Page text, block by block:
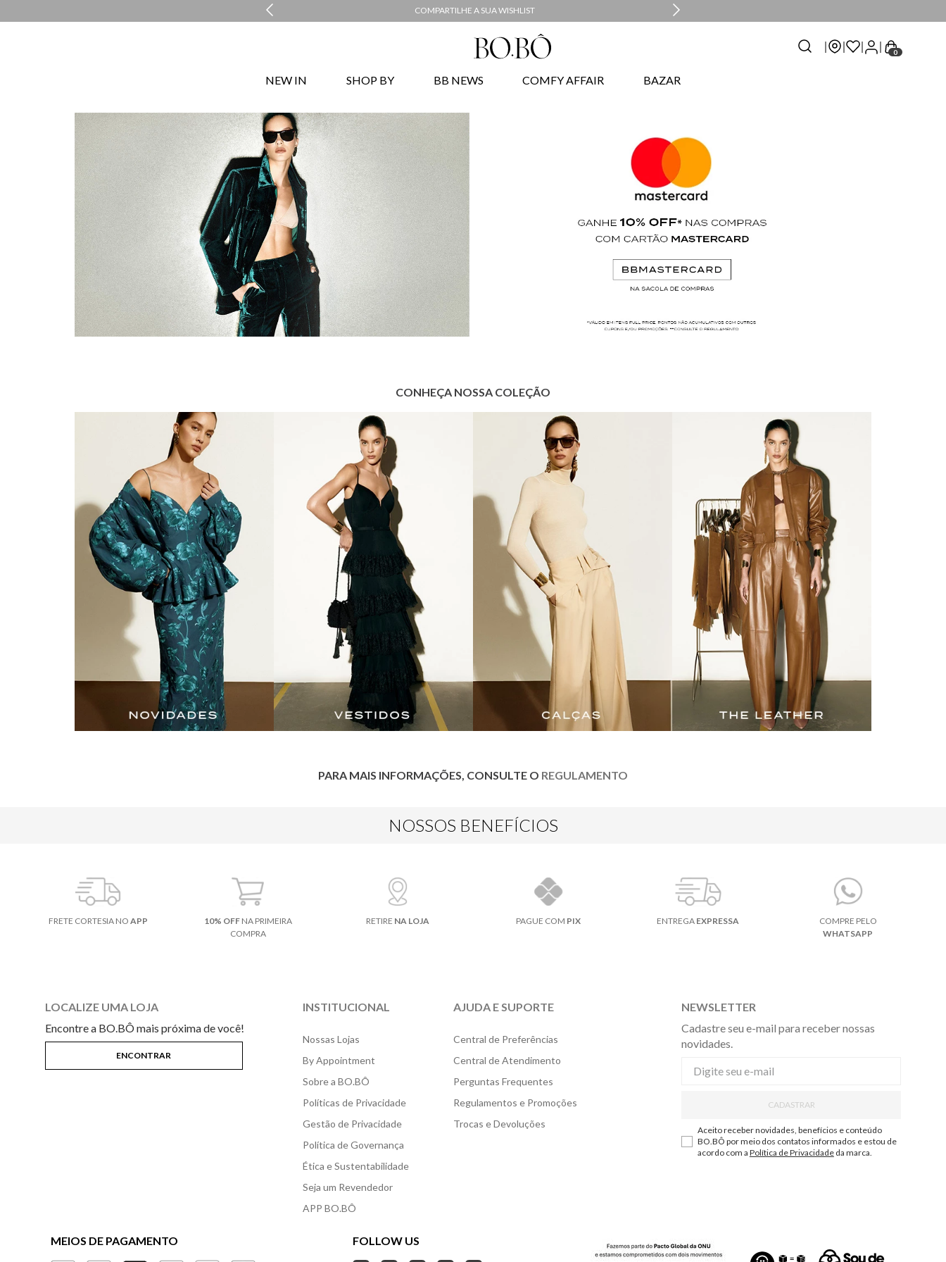
COMPARTILHE A SUA WISHLIST
0
NEW IN SHOP BY BB NEWS COMFY AFFAIR BAZAR
CONHEÇA NOSSA COLEÇÃO
PARA MAIS INFORMAÇÕES, CONSULTE O REGULAMENTO
NOSSOS BENEFÍCIOS
FRETE CORTESIA NO APP 10% OFFNA PRIMEIRA
COMPRA
RETIRE NA LOJA PAGUE COM PIX ENTREGA EXPRESSA
COMPRE PELO
WHATSAPP
LOCALIZE UMA LOJA
Encontre a BO.BÔ mais próxima de você!
INSTITUCIONAL
Nossas Lojas
By Appointment
Sobre a BO.BÔ
Políticas de Privacidade
Gestão de Privacidade
Política de Governança
Ética e Sustentabilidade
Seja um Revendedor
APP BO.BÔ
AJUDA E SUPORTE
Central de Preferências
Central de Atendimento
Perguntas Frequentes
Regulamentos e Promoções
Trocas e Devoluções
NEWSLETTER
Cadastre seu e-mail para receber nossas
novidades.
CADASTRAR
Aceito receber novidades, benefícios e conteúdo
BO.BÔ por meio dos contatos informados e estou de
acordo com a Política de Privacidadeda marca.
MEIOS DE PAGAMENTO FOLLOW US